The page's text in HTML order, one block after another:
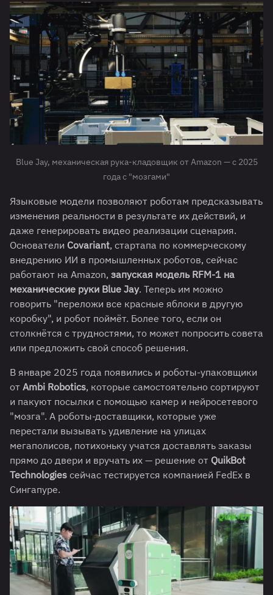
Blue Jay, механическая рука-кладовщик от Amazon — с 2025
года с "мозгами"
Языковые модели позволяют роботам предсказывать
изменения реальности в результате их действий, и
даже генерировать видео реализации сценария.
Основатели Covariant, стартапа по коммерческому
внедрению ИИ в промышленных роботов, сейчас
работают на Amazon, запуская модель RFM-1 на
механические руки Blue Jay. Теперь им можно
говорить "переложи все красные яблоки в другую
коробку", и робот поймёт. Более того, если он
столкнётся с трудностями, то может попросить совета
или предложить свой способ решения.
В январе 2025 года появились и роботы-упаковщики
от Ambi Robotics, которые самостоятельно сортируют
и пакуют посылки с помощью камер и нейросетевого
"мозга". А роботы-доставщики, которые уже
перестали вызывать удивление на улицах
мегаполисов, потихоньку учатся доставлять заказы
прямо до двери и вручать их — решение от QuikBot
Technologies сейчас тестируется компанией FedEx в
Сингапуре.